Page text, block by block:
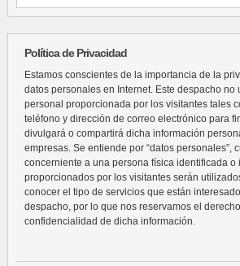
Política de Privacidad
Estamos conscientes de la importancia de la
datos personales en Internet. Este despacho no
personal proporcionada por los visitantes tales
teléfono y dirección de correo electrónico para
divulgará o compartirá dicha información
empresas. Se entiende por “datos personales”,
concerniente a una persona física identificada o
proporcionados por los visitantes serán
conocer el tipo de servicios que están
despacho, por lo que nos reservamos el
confidencialidad de dicha información.